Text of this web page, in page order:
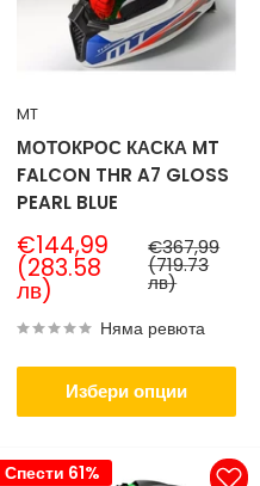
MT
МОТОКРОС КАСКА MT
FALCON THR A7 GLOSS
PEARL BLUE
Продажна
цена
€144,99
(283.58
лв)
Нормална
цена
€367,99
(719.73
лв)
Няма ревюта
Избери опции
Спести 61%